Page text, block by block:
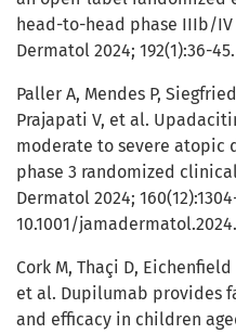
head-to-head phase IIIb/IV
Dermatol 2024; 192(1):36-
Paller A, Mendes P,
Prajapati V, et al.
moderate to severe atopic
phase 3 randomized
Dermatol 2024;
10.1001/
Cork M, Thaçi D, Eichenfield
et al. Dupilumab provides
and efficacy in children